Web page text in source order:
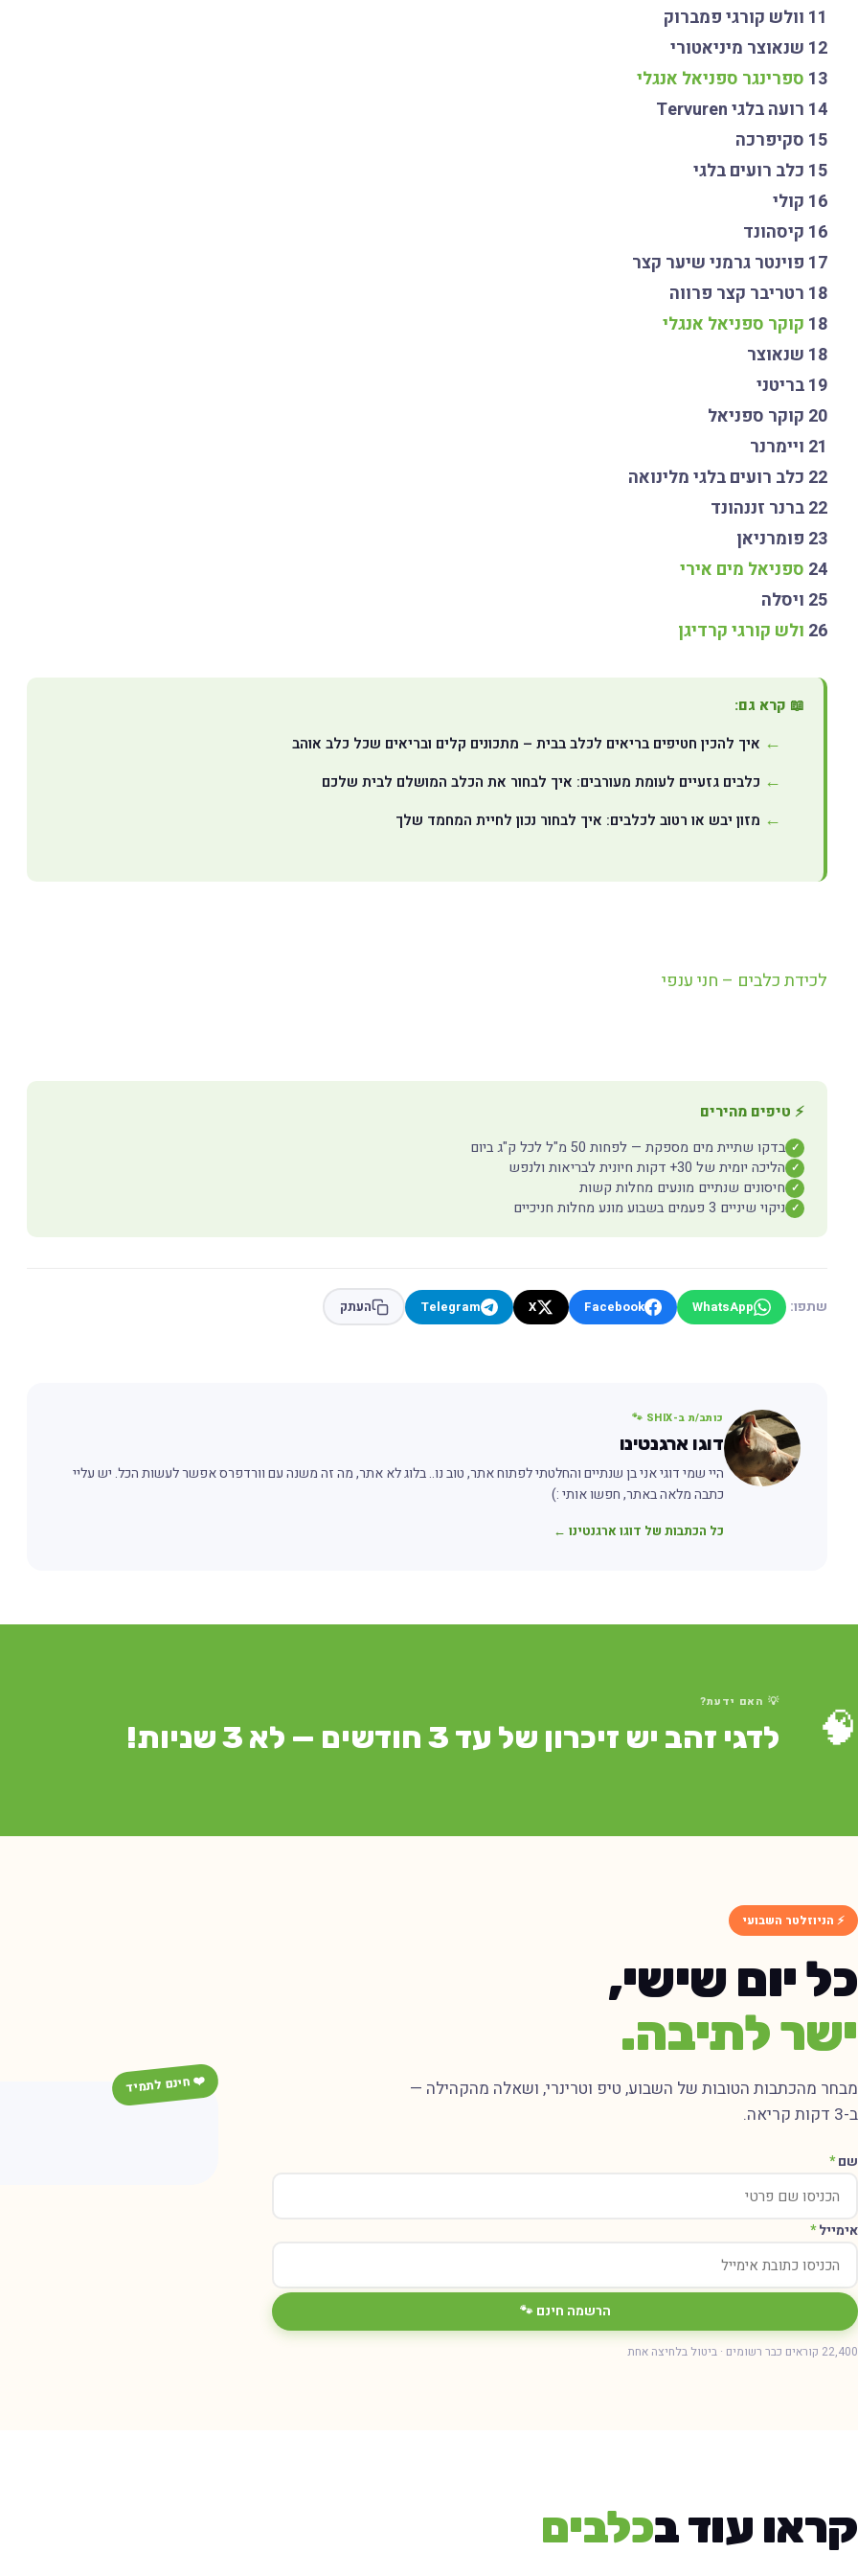
11 וולש קורגי פמברוק
12 שנאוצר מיניאטורי
13 ספרינגר ספניאל אנגלי
14 רועה בלגי Tervuren
15 סקיפרכה
15 כלב רועים בלגי
16 קולי
16 קיסהונד
17 פוינטר גרמני שיער קצר
18 רטריבר קצר פרווה
18 קוקר ספניאל אנגלי
18 שנאוצר
19 בריטני
20 קוקר ספניאל
21 ויימרנר
22 כלב רועים בלגי מלינואה
22 ברנר זננהונד
23 פומרניאן
24 ספניאל מים אירי
25 ויסלה
26 ולש קורגי קרדיגן
📖 קרא גם:
איך להכין חטיפים בריאים לכלב בבית – מתכונים קלים ובריאים שכל כלב אוהב
כלבים גזעיים לעומת מעורבים: איך לבחור את הכלב המושלם לבית שלכם
מזון יבש או רטוב לכלבים: איך לבחור נכון לחיית המחמד שלך
לכידת כלבים – חני ענפי
⚡ טיפים מהירים
✓ בדקו שתיית מים מספקת — לפחות 50 מ"ל לכל ק"ג ביום
✓ הליכה יומית של 30+ דקות חיונית לבריאות ולנפש
✓ חיסונים שנתיים מונעים מחלות קשות
✓ ניקוי שיניים 3 פעמים בשבוע מונע מחלות חניכיים
שתפו: WhatsApp
Facebook
X
Telegram העתק
כותב/ת ב-SHIX 🐾
דוגו ארגנטינו
היי שמי דוגי אני בן שנתיים והחלטתי לפתוח אתר, טוב נו.. בלוג לא אתר, מה זה משנה עם וורדפרס אפשר לעשות הכל. יש עליי
כתבה מלאה באתר, חפשו אותי :)
כל הכתבות של דוגו ארגנטינו ←
🧠 💡 האם ידעת?
לדגי זהב יש זיכרון של עד 3 חודשים — לא 3 שניות!
⚡ הניוזלטר השבועי
כל יום שישי,
ישר לתיבה.
מבחר מהכתבות הטובות של השבוע, טיפ וטרינרי, ושאלה מהקהילה —
ב-3 דקות קריאה.
שם*
אימייל*
הרשמה חינם 🐾
22,400 קוראים כבר רשומים · ביטול בלחיצה אחת
❤️ חינם לתמיד
קראו עוד בכלבים